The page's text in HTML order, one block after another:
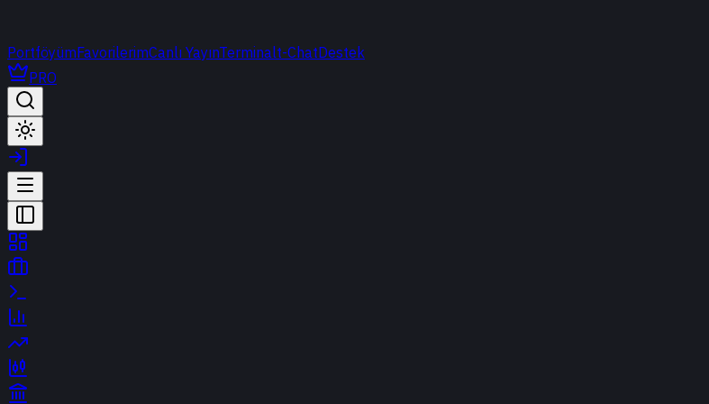
PortföyümFavorilerimCanlı YayınTerminalt-ChatDestek
PRO